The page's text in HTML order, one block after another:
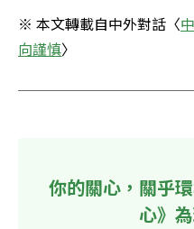
※ 本文轉載自中外對話〈
向謹慎〉
你的關心，關乎
心》